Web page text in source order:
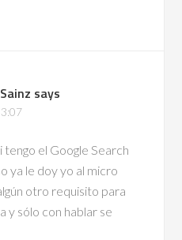
says
tengo el Google Search
ya le doy yo al micro
otro requisito para
y sólo con hablar se